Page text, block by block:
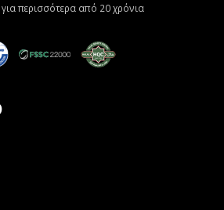
για περισσότερα από 20 χρόνια